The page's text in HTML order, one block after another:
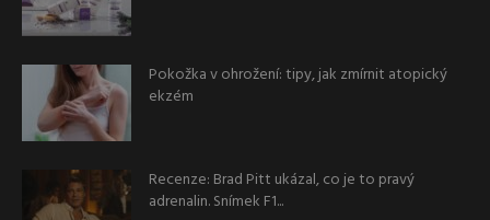
Pokožka v ohrožení: tipy, jak zmírnit atopický
ekzém
Recenze: Brad Pitt ukázal, co je to pravý
adrenalin. Snímek F1...